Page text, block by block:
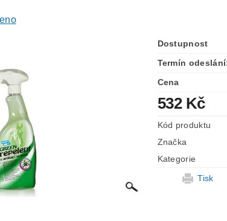
Dostupnost
Termín
Cena
532 Kč
Kód produktu
Značka
Kategorie
Tisk